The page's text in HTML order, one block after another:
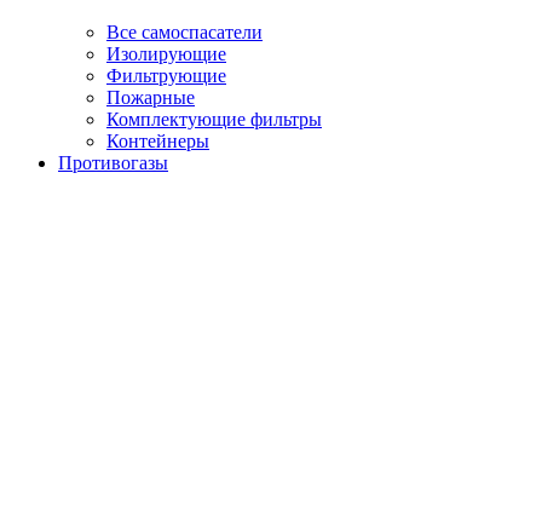
Все самоспасатели
Изолирующие
Фильтрующие
Пожарные
Комплектующие фильтры
Контейнеры
Противогазы